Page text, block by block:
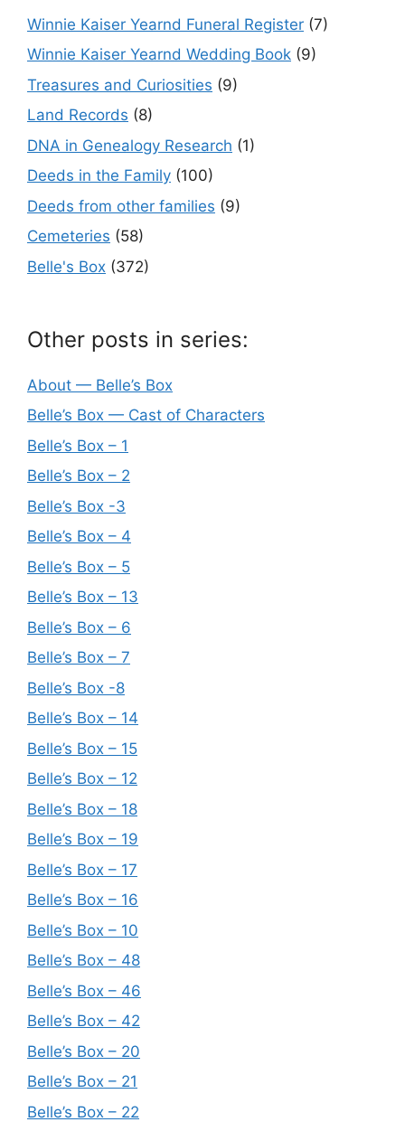
Winnie Kaiser Yearnd Funeral Register (7)
Winnie Kaiser Yearnd Wedding Book (9)
Treasures and Curiosities (9)
Land Records (8)
DNA in Genealogy Research (1)
Deeds in the Family (100)
Deeds from other families (9)
Cemeteries (58)
Belle's Box (372)
Other posts in series:
About — Belle’s Box
Belle’s Box — Cast of Characters
Belle’s Box – 1
Belle’s Box – 2
Belle’s Box -3
Belle’s Box – 4
Belle’s Box – 5
Belle’s Box – 13
Belle’s Box – 6
Belle’s Box – 7
Belle’s Box -8
Belle’s Box – 14
Belle’s Box – 15
Belle’s Box – 12
Belle’s Box – 18
Belle’s Box – 19
Belle’s Box – 17
Belle’s Box – 16
Belle’s Box – 10
Belle’s Box – 48
Belle’s Box – 46
Belle’s Box – 42
Belle’s Box – 20
Belle’s Box – 21
Belle’s Box – 22